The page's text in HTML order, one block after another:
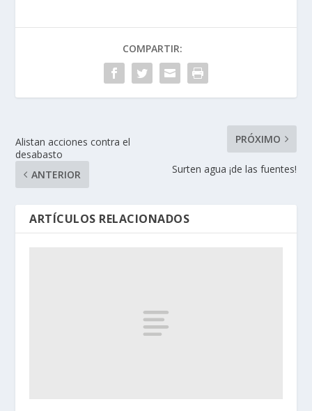
COMPARTIR:
Alistan acciones contra el
desabasto
ANTERIOR
PRÓXIMO
Surten agua ¡de las fuentes!
ARTÍCULOS RELACIONADOS